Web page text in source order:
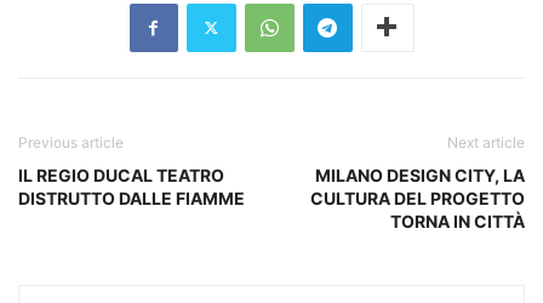
Previous article
IL REGIO DUCAL TEATRO
DISTRUTTO DALLE FIAMME
Next article
MILANO DESIGN CITY, LA
CULTURA DEL PROGETTO
TORNA IN CITTÀ